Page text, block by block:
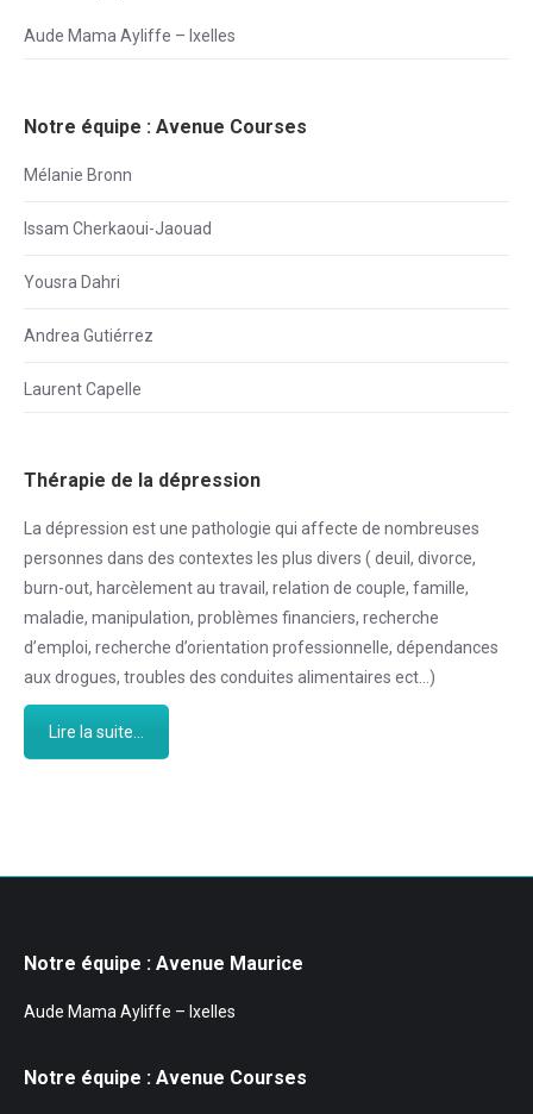
Aude Mama Ayliffe – Ixelles
Notre équipe : Avenue Courses
Mélanie Bronn
Issam Cherkaoui-Jaouad
Yousra Dahri
Andrea Gutiérrez
Laurent Capelle
Thérapie de la dépression
La dépression est une pathologie qui affecte de nombreuses
personnes dans des contextes les plus divers ( deuil, divorce,
burn-out, harcèlement au travail, relation de couple, famille,
maladie, manipulation, problèmes financiers, recherche
d’emploi, recherche d’orientation professionnelle, dépendances
aux drogues, troubles des conduites alimentaires ect…)
Lire la suite...
Notre équipe : Avenue Maurice
Aude Mama Ayliffe – Ixelles
Notre équipe : Avenue Courses